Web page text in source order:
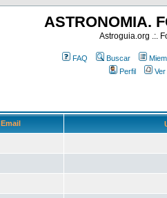
ASTRONOMIA.
Astroguia.org .:.
FAQ Buscar
Perfil
Email